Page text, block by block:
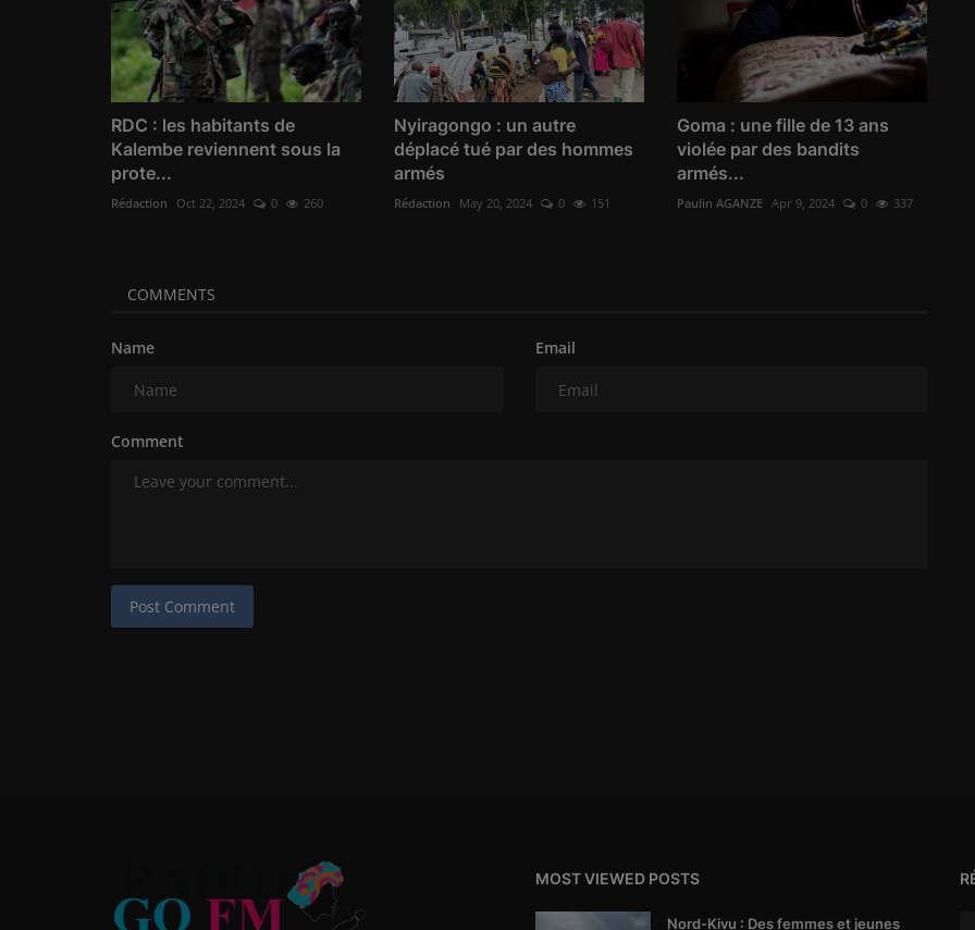
RDC : les habitants de
Kalembe reviennent sous la
prote...
Rédaction Oct 22, 2024 0 260
Nyiragongo : un autre
déplacé tué par des hommes
armés
Rédaction May 20, 2024 0 151
Goma : une fille de 13 ans
violée par des bandits
armés...
Paulin AGANZE Apr 9, 2024 0 337
COMMENTS
Name Email
Comment
Post Comment
MOST VIEWED POSTS
Nord-Kivu : Des femmes et jeunes